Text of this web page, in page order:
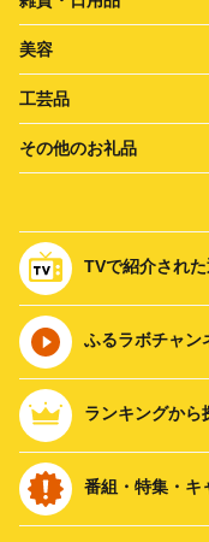
美容
工芸品
その他のお礼品
TVで紹介され
ふるラボチャン
ランキングから
番組・特集・キ